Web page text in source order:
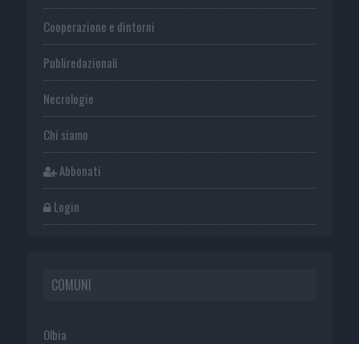
Cooperazione e dintorni
Publiredazionali
Necrologie
Chi siamo
Abbonati
Login
COMUNI
Olbia